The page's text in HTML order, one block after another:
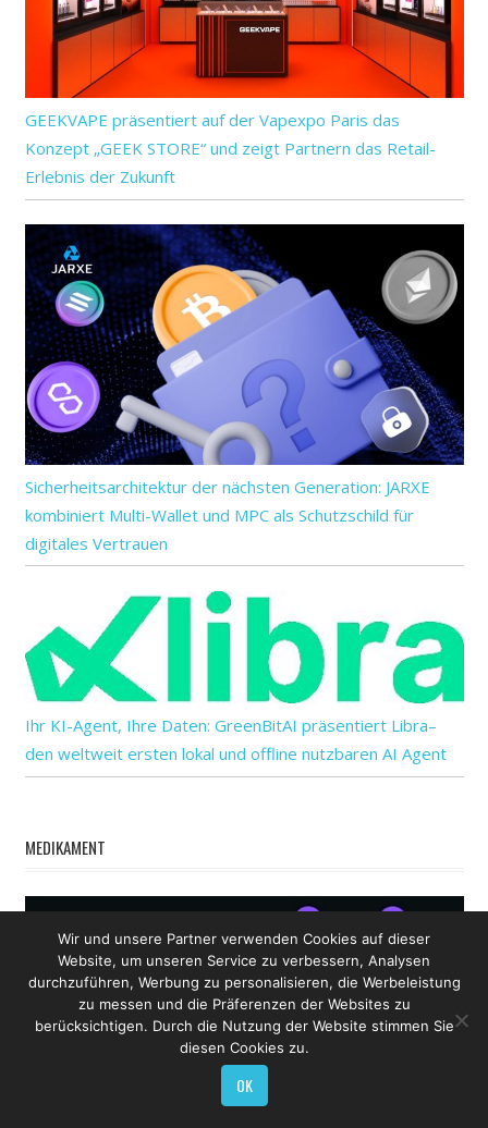
GEEKVAPE präsentiert auf der Vapexpo Paris das
Konzept „GEEK STORE“ und zeigt Partnern das Retail-
Erlebnis der Zukunft
Sicherheitsarchitektur der nächsten Generation: JARXE
kombiniert Multi-Wallet und MPC als Schutzschild für
digitales Vertrauen
Ihr KI-Agent, Ihre Daten: GreenBitAI präsentiert Libra–
den weltweit ersten lokal und offline nutzbaren AI Agent
MEDIKAMENT
Wir und unsere Partner verwenden Cookies auf dieser
Website, um unseren Service zu verbessern, Analysen
durchzuführen, Werbung zu personalisieren, die Werbeleistung
zu messen und die Präferenzen der Websites zu
berücksichtigen. Durch die Nutzung der Website stimmen Sie
diesen Cookies zu.
OK